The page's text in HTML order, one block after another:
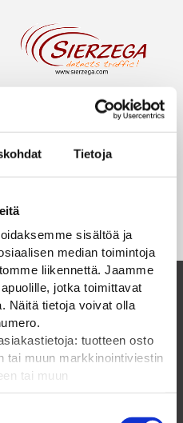
Tietoja
sisältöä ja
median toimintoja
liikennettä. Jaamme
jotka toimittavat
Näitä tietoja voivat olla
tuotteen osto
tai muun markkinointiviestin
tai muun
käyttäjätilin
ja luotettava
1985